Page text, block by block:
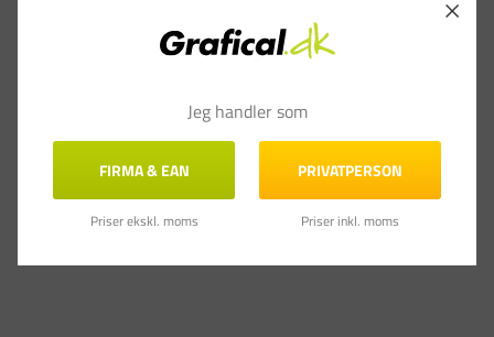
Spørgsmål & Svar
Jeg handler som
FIRMA & EAN
Priser ekskl. moms
PRIVATPERSON
Priser inkl. moms